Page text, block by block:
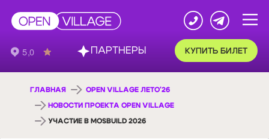
КУПИТЬ БИЛЕТ
ГЛАВНАЯ OPEN VILLAGE ЛЕТО'26
НОВОСТИ ПРОЕКТА OPEN VILLAGE
УЧАСТИЕ В MOSBUILD 2026